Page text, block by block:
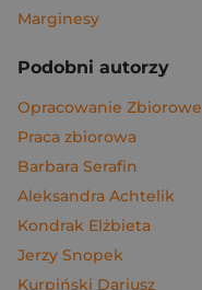
Marginesy
Podobni autorzy
Opracowanie Zbiorowe
Praca zbiorowa
Barbara Serafin
Aleksandra Achtelik
Kondrak Elżbieta
Jerzy Snopek
Kurpiński Dariusz